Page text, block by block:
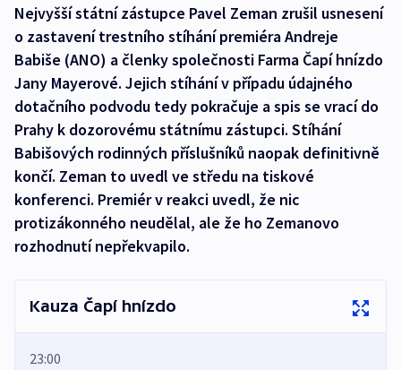
Nejvyšší státní zástupce Pavel Zeman zrušil usnesení
o zastavení trestního stíhání premiéra Andreje
Babiše (ANO) a členky společnosti Farma Čapí hnízdo
Jany Mayerové. Jejich stíhání v případu údajného
dotačního podvodu tedy pokračuje a spis se vrací do
Prahy k dozorovému státnímu zástupci. Stíhání
Babišových rodinných příslušníků naopak definitivně
končí. Zeman to uvedl ve středu na tiskové
konferenci. Premiér v reakci uvedl, že nic
protizákonného neudělal, ale že ho Zemanovo
rozhodnutí nepřekvapilo.
Kauza Čapí hnízdo
23:00